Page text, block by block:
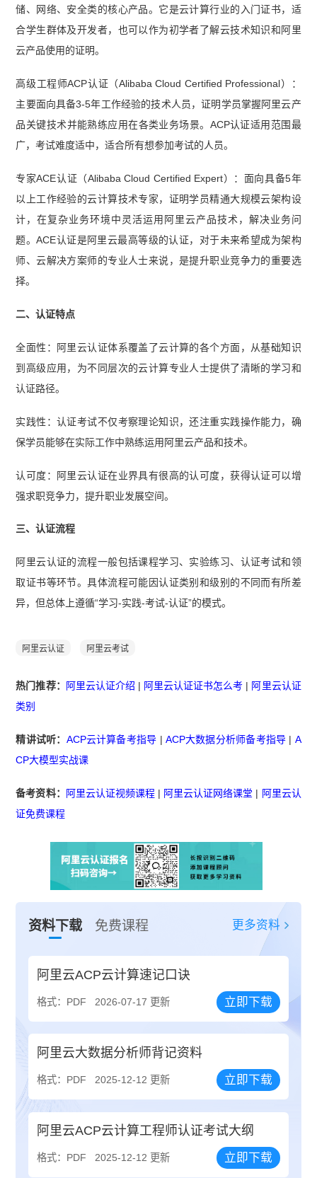
储、网络、安全类的核心产品。它是云计算行业的入门证书，适
合学生群体及开发者，也可以作为初学者了解云技术知识和阿里
云产品使用的证明。
高级工程师ACP认证（Alibaba Cloud Certified Professional）：
主要面向具备3-5年工作经验的技术人员，证明学员掌握阿里云产
品关键技术并能熟练应用在各类业务场景。ACP认证适用范围最
广，考试难度适中，适合所有想参加考试的人员。
专家ACE认证（Alibaba Cloud Certified Expert）：面向具备5年
以上工作经验的云计算技术专家，证明学员精通大规模云架构设
计，在复杂业务环境中灵活运用阿里云产品技术，解决业务问
题。ACE认证是阿里云最高等级的认证，对于未来希望成为架构
师、云解决方案师的专业人士来说，是提升职业竞争力的重要选
择。
二、认证特点
全面性：阿里云认证体系覆盖了云计算的各个方面，从基础知识
到高级应用，为不同层次的云计算专业人士提供了清晰的学习和
认证路径。
实践性：认证考试不仅考察理论知识，还注重实践操作能力，确
保学员能够在实际工作中熟练运用阿里云产品和技术。
认可度：阿里云认证在业界具有很高的认可度，获得认证可以增
强求职竞争力，提升职业发展空间。
三、认证流程
阿里云认证的流程一般包括课程学习、实验练习、认证考试和领
取证书等环节。具体流程可能因认证类别和级别的不同而有所差
异，但总体上遵循“学习-实践-考试-认证”的模式。
阿里云认证 阿里云考试
热门推荐： 阿里云认证介绍 | 阿里云认证证书怎么考 | 阿里云认证
类别
精讲试听： ACP云计算备考指导 | ACP大数据分析师备考指导 | A
CP大模型实战课
备考资料： 阿里云认证视频课程| 阿里云认证网络课堂 | 阿里云认
证免费课程
资料下载 免费课程 更多资料
阿里云ACP云计算速记口诀
格式：PDF 2026-07-17 更新 立即下载
阿里云大数据分析师背记资料
格式：PDF 2025-12-12 更新 立即下载
阿里云ACP云计算工程师认证考试大纲
格式：PDF 2025-12-12 更新 立即下载